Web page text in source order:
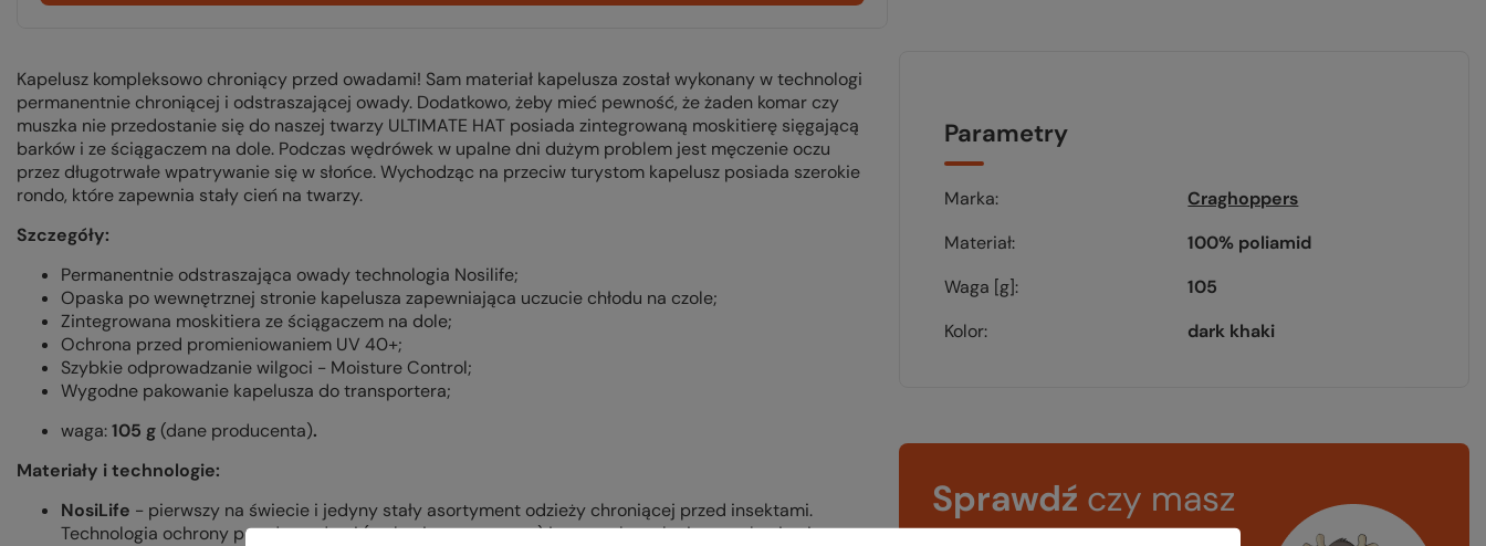
Kapelusz kompleksowo chroniący przed owadami! Sam materiał kapelusza został wykonany w technologi
permanentnie chroniącej i odstraszającej owady. Dodatkowo, żeby mieć pewność, że żaden komar czy
muszka nie przedostanie się do naszej twarzy ULTIMATE HAT posiada zintegrowaną moskitierę sięgającą
barków i ze ściągaczem na dole. Podczas wędrówek w upalne dni dużym problem jest męczenie oczu
przez długotrwałe wpatrywanie się w słońce. Wychodząc na przeciw turystom kapelusz posiada szerokie
rondo, które zapewnia stały cień na twarzy.
Szczegóły:
Permanentnie odstraszająca owady technologia Nosilife;
Opaska po wewnętrznej stronie kapelusza zapewniająca uczucie chłodu na czole;
Zintegrowana moskitiera ze ściągaczem na dole;
Ochrona przed promieniowaniem UV 40+;
Szybkie odprowadzanie wilgoci - Moisture Control;
Wygodne pakowanie kapelusza do transportera;
waga:105 g(dane producenta).
Materiały i technologie:
NosiLife - pierwszy na świecie i jedyny stały asortyment odzieży chroniącej przed insektami.
Technologia ochrony przed owadami (na bazie permetryny) jest trwale wpleciona w tkaninę i
Parametry
Marka
Craghoppers
Materiał
100% poliamid
Waga [g]
105
Kolor
dark khaki
Sprawdź czy masz